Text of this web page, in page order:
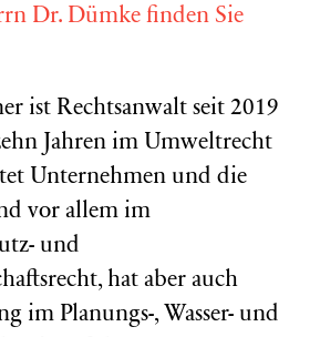
Dr. Dümke finden Sie
ist Rechtsanwalt seit 2019
Jahren im Umweltrecht
Unternehmen und die
vor allem im
und
hat aber auch
im Planungs-, Wasser- und